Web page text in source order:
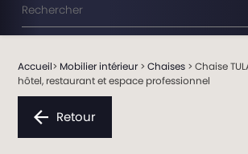
Accueil> Mobilier intérieur >Chaises > Chaise
hôtel, restaurant et espace professionnel
Retour